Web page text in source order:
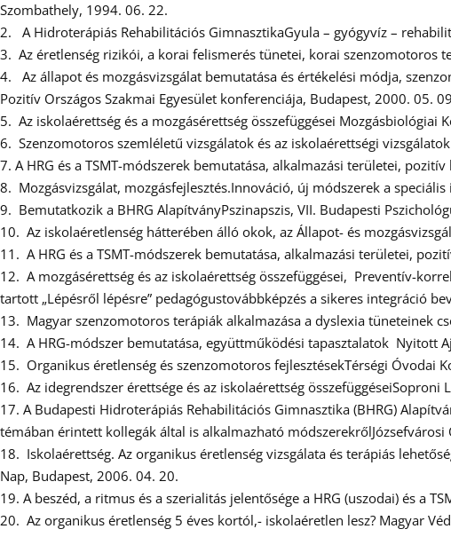
Szombathely, 1994. 06. 22.
2. A Hidroterápiás Rehabilitációs GimnasztikaGyula – gyógyvíz –
3. Az éretlenség rizikói, a korai felismerés tünetei, korai szenzomotoros
4. Az állapot és mozgásvizsgálat bemutatása és értékelési módja,
Pozitív Országos Szakmai Egyesület konferenciája, Budapest, 2000. 05.
5. Az iskolaérettség és a mozgásérettség összefüggései
6. Szenzomotoros szemléletű vizsgálatok és az iskolaérettségi
7. A HRG és a TSMT-módszerek bemutatása, alkalmazási területei,
8. Mozgásvizsgálat, mozgásfejlesztés.Innováció, új módszerek a
9. Bemutatkozik a BHRG AlapítványPszinapszis, VII. Budapesti
10. Az iskolaéretlenség hátterében álló okok, az Állapot- és
11. A HRG és a TSMT-módszerek bemutatása, alkalmazási területei,
12. A mozgásérettség és az iskolaérettség összefüggései, Preventív-
tartott „Lépésről lépésre” pedagógustovábbképzés a sikeres integráció
13. Magyar szenzomotoros terápiák alkalmazása a dyslexia tüneteinek
14. A HRG-módszer bemutatása, együttműködési tapasztalatok Nyitott
15. Organikus éretlenség és szenzomotoros fejlesztésekTérségi Óvodai
16. Az idegrendszer érettsége és az iskolaérettség
17. A Budapesti Hidroterápiás Rehabilitációs Gimnasztika (BHRG)
témában érintett kollegák által is alkalmazható
18. Iskolaérettség. Az organikus éretlenség vizsgálata és terápiás
Nap, Budapest, 2006. 04. 20.
19. A beszéd, a ritmus és a szerialitás jelentősége a HRG (uszodai) és a
20. Az organikus éretlenség 5 éves kortól,- iskolaéretlen lesz? Magyar